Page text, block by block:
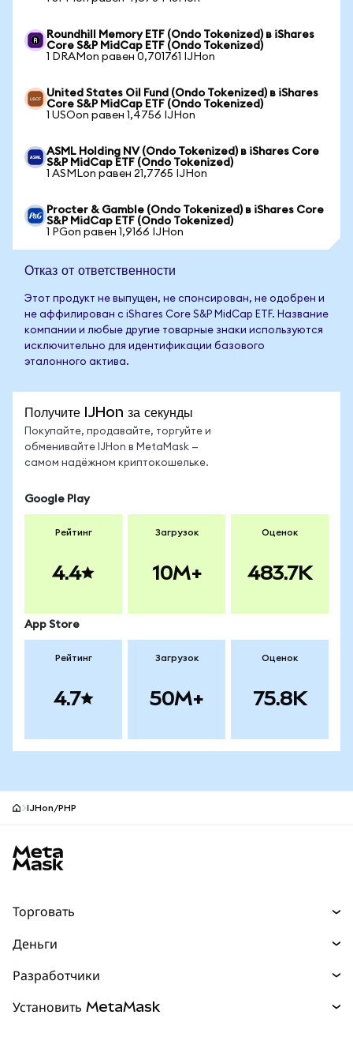
Roundhill Memory ETF (Ondo Tokenized) в iShares
Core S&P MidCap ETF (Ondo Tokenized)
1 DRAMon равен 0,701761 IJHon
United States Oil Fund (Ondo Tokenized) в iShares
Core S&P MidCap ETF (Ondo Tokenized)
1 USOon равен 1,4756 IJHon
ASML Holding NV (Ondo Tokenized) в iShares Core
S&P MidCap ETF (Ondo Tokenized)
1 ASMLon равен 21,7765 IJHon
Procter & Gamble (Ondo Tokenized) в iShares Core
S&P MidCap ETF (Ondo Tokenized)
1 PGon равен 1,9166 IJHon
Отказ от ответственности
Этот продукт не выпущен, не спонсирован, не одобрен и
не аффилирован с iShares Core S&P MidCap ETF. Название
компании и любые другие товарные знаки используются
исключительно для идентификации базового
эталонного актива.
Получите IJHon за секунды
Покупайте, продавайте, торгуйте и
обменивайте IJHon в MetaMask —
самом надёжном криптокошельке.
Google Play
Рейтинг
4.4
Загрузок
10M+
Оценок
483.7K
App Store
Рейтинг
4.7
Загрузок
50M+
Оценок
75.8K
IJHon/PHP
Торговать
Прогнозы
Перпы НОВИНКА
Деньги
mUSD
Разработчики
Установить MetaMask